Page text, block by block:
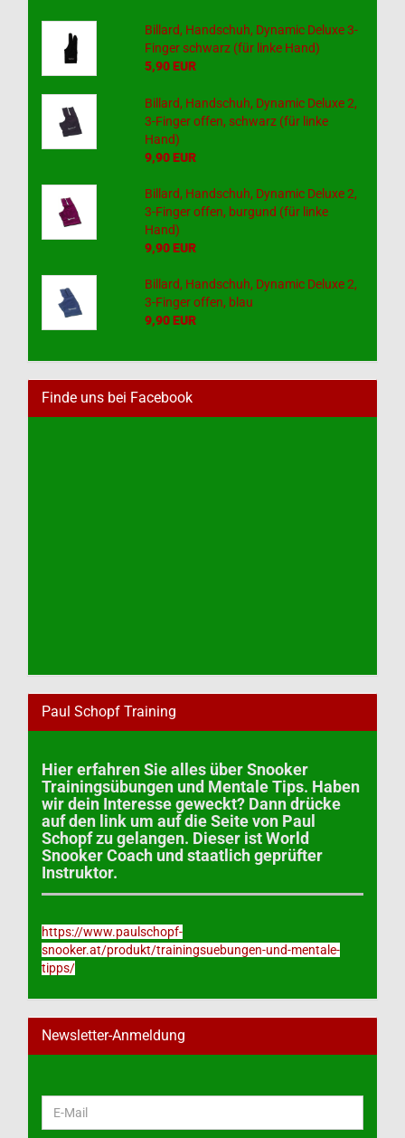
Billard, Handschuh, Dynamic Deluxe 3-
Finger schwarz (für linke Hand)
5,90 EUR
Billard, Handschuh, Dynamic Deluxe 2,
3-Finger offen, schwarz (für linke
Hand)
9,90 EUR
Billard, Handschuh, Dynamic Deluxe 2,
3-Finger offen, burgund (für linke
Hand)
9,90 EUR
Billard, Handschuh, Dynamic Deluxe 2,
3-Finger offen, blau
9,90 EUR
Finde uns bei Facebook
Paul Schopf Training
Hier erfahren Sie alles über Snooker
Trainingsübungen und Mentale Tips. Haben
wir dein Interesse geweckt? Dann drücke
auf den link um auf die Seite von Paul
Schopf zu gelangen. Dieser ist World
Snooker Coach und staatlich geprüfter
Instruktor.
https://www.paulschopf-
snooker.at/produkt/trainingsuebungen-und-mentale-
tipps/
Newsletter-Anmeldung
ZUR
E-
Mail